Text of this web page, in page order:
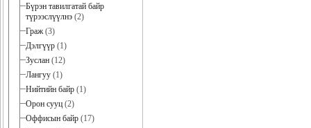
Бүрэн тавилгатай байр
түрээслүүлнэ (2)
Граж(3)
Дэлгүүр (1)
Зуслан (12)
Лангуу (1)
Нийтийн байр (1)
Орон сууц (2)
Оффисын байр (17)